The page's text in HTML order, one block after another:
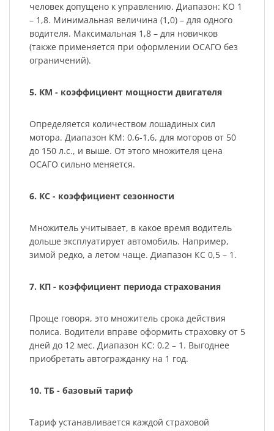
человек допущено к управлению. Диапазон: КО 1
– 1,8. Минимальная величина (1,0) – для одного
водителя. Максимальная 1,8 – для новичков
(также применяется при оформлении ОСАГО без
ограничений).
5. КМ - коэффициент мощности двигателя
Определяется количеством лошадиных сил
мотора. Диапазон КМ: 0,6-1,6, для моторов от 50
до 150 л.с., и выше. От этого множителя цена
ОСАГО сильно меняется.
6. КС - коэффициент сезонности
Множитель учитывает, в какое время водитель
дольше эксплуатирует автомобиль. Например,
зимой редко, а летом чаще. Диапазон КС 0,5 – 1.
7. КП - коэффициент периода страхования
Проще говоря, это множитель срока действия
полиса. Водители вправе оформить страховку от 5
дней до 12 мес. Диапазон КС: 0,2 – 1. Выгоднее
приобретать автогражданку на 1 год.
10. ТБ - базовый тариф
Тариф устанавливается каждой страховой